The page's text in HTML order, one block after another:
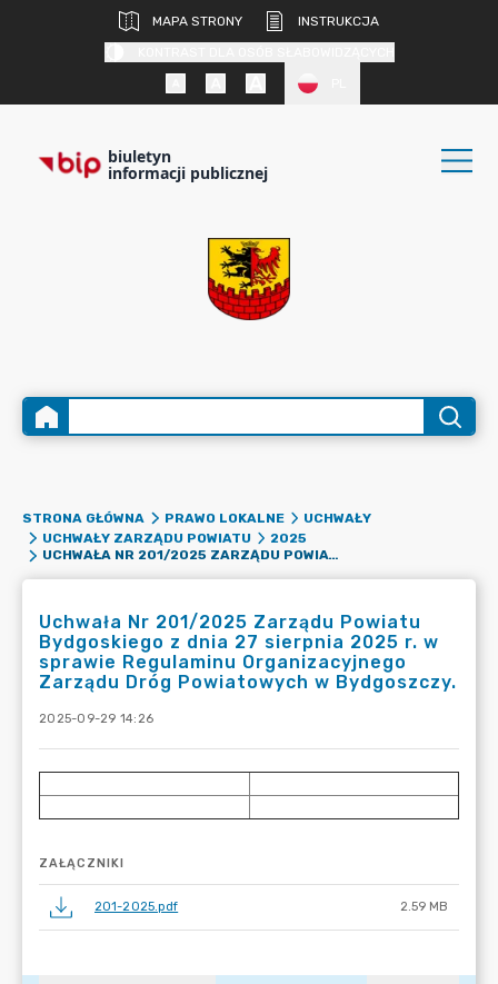
MAPA STRONY
INSTRUKCJA
biuletyn
informacji publicznej
STRONA GŁÓWNA PRAWO LOKALNE
UCHWAŁY
UCHWAŁY ZARZĄDU POWIATU
2025
UCHWAŁA NR 201/2025 ZARZĄDU POWIATU BYDGOSKIEGO Z DNIA 27 SIERPNIA 2025 R. W SPRAWIE REGULAMINU ORGANIZACYJNEGO ZARZĄDU DRÓG POWIATOWYCH W BYDGOSZCZY.
Uchwała Nr 201/2025 Zarządu Powiatu
Bydgoskiego z dnia 27 sierpnia 2025 r. w
sprawie Regulaminu Organizacyjnego
Zarządu Dróg Powiatowych w Bydgoszczy.
2025-09-29 14:26
ZAŁĄCZNIKI
201-2025.pdf 2.59 MB